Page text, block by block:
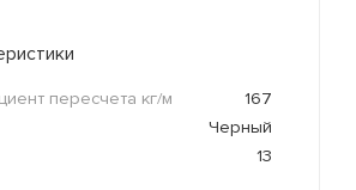
пересчета кг/м
167
Черный
13